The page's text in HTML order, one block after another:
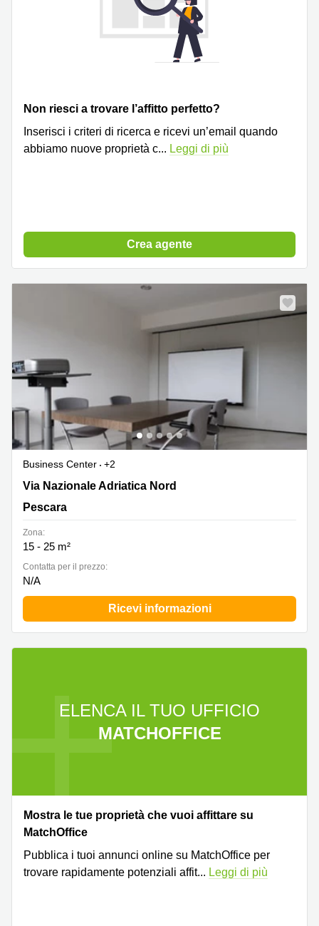
Non riesci a trovare l’affitto perfetto?
Inserisci i criteri di ricerca e ricevi un’email quando
abbiamo nuove proprietà c... Leggi di più
Crea agente
Business Center
+2
Via N. Adriatica Nord 58, Francavilla al Mare, Pescara
Via Nazionale Adriatica Nord
Pescara
Zona:
15 - 25 m²
Сontatta per il prezzo:
N/A
Ricevi informazioni
ELENCA IL TUO UFFICIO
MATCHOFFICE
Mostra le tue proprietà che vuoi affittare su
MatchOffice
Pubblica i tuoi annunci online su MatchOffice per
trovare rapidamente potenziali affit... Leggi di più